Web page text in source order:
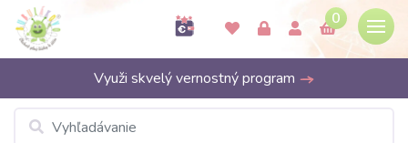
0
Využi skvelý vernostný program